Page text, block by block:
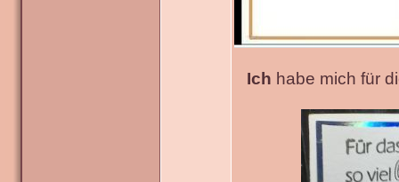
Ich habe mich für